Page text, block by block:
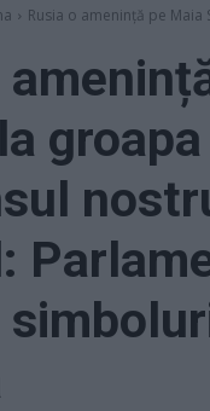
Rusia o amenință pe